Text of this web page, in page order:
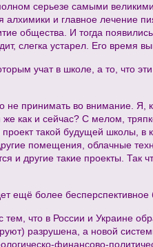
серьезе самыми
и главное лечение
общества. И тогда
слегка устарел. Его время
учат в школе, а то, что
принимать во внимание. Я,
же как и сейчас? С мелом,
такой будущей школы, в
помещения, облачные
и другие такие проекты.
ещё более
что в России и Украине
разрушена, а новой
финансово-